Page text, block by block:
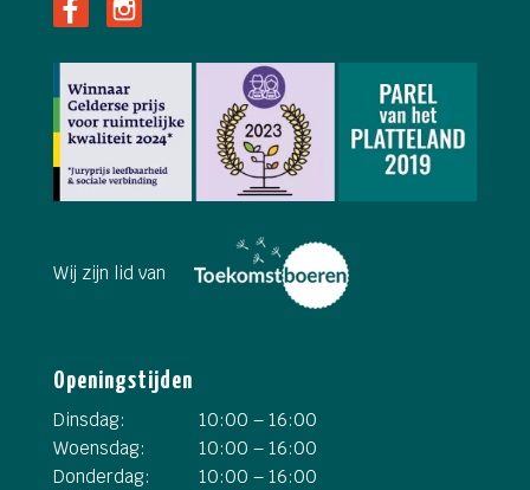
Wij zijn lid van
Openingstijden
Dinsdag:
10:00 – 16:00
Woensdag:
10:00 – 16:00
Donderdag:
10:00 – 16:00